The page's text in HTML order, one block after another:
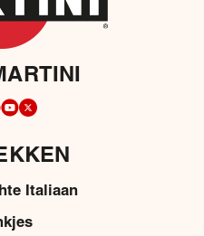
Italiaan